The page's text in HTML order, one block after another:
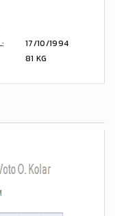
17/10/1994
81 KG